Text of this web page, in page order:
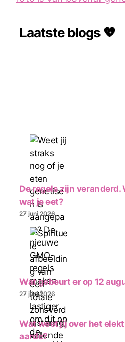
Laatste blogs 💖
De regels zijn veranderd.
wat je eet?
27 juni 2026
Wat gebeurt er op 12
27 juni 2026
Wat weet jij over het
aarde?